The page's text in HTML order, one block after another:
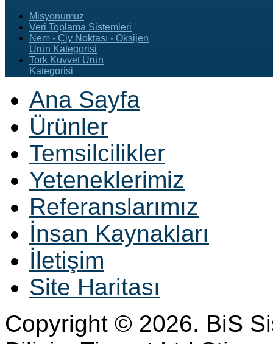
Misyonumuz
Veri Toplama Sistemleri
Nem - Çiy Noktası - Oksijen
Ürün Kategorisi
Tork Kuvvet Ürün
Kategorisi
Ana Sayfa
Ürünler
Temsilcilikler
Yeteneklerimiz
Referanslarımız
İnsan Kaynakları
İletişim
Site Haritası
Copyright © 2026. BiS